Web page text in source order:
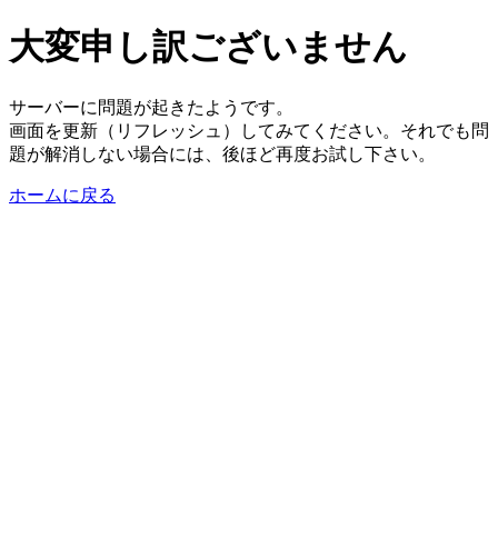
大変申し訳ございません
サーバーに問題が起きたようです。
画面を更新（リフレッシュ）してみてください。それでも問
題が解消しない場合には、後ほど再度お試し下さい。
ホームに戻る